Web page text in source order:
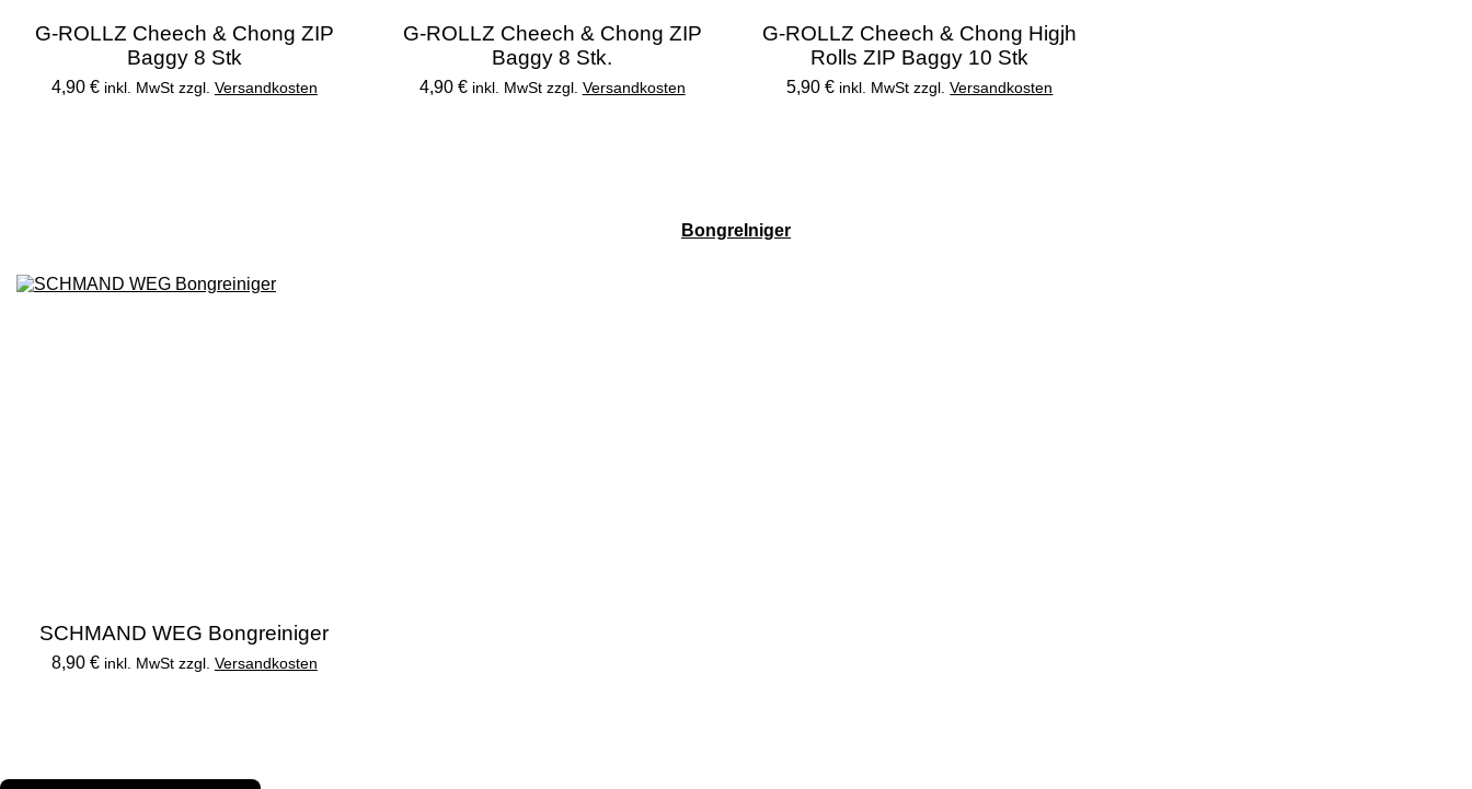
G-ROLLZ Cheech & Chong ZIP
Baggy 8 Stk
4,90 € inkl. MwSt zzgl. Versandkosten
G-ROLLZ Cheech & Chong ZIP
Baggy 8 Stk.
4,90 € inkl. MwSt zzgl. Versandkosten
G-ROLLZ Cheech & Chong Higjh
Rolls ZIP Baggy 10 Stk
5,90 € inkl. MwSt zzgl.Versandkosten
BongreIniger
SCHMAND WEG Bongreiniger
8,90 € inkl. MwSt zzgl. Versandkosten